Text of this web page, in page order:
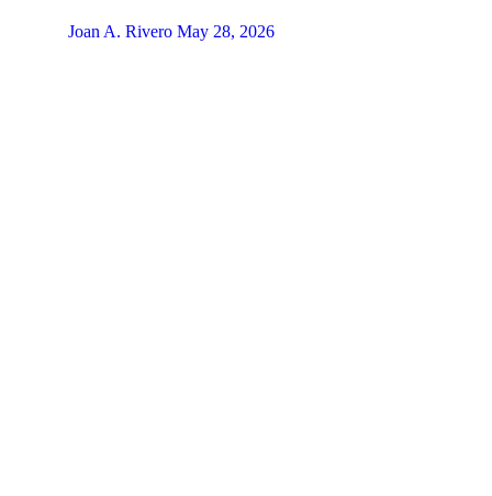
Joan A. Rivero May 28, 2026